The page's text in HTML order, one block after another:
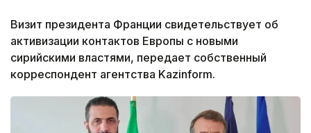
Визит президента Франции свидетельствует об
активизации контактов Европы с новыми
сирийскими властями, передает собственный
корреспондент агентства Kazinform.